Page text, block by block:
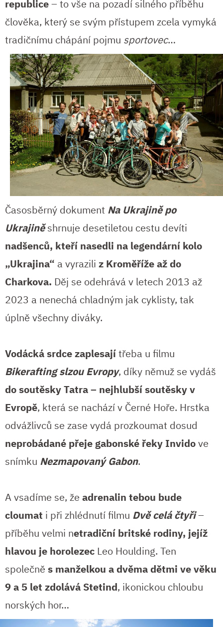
republice– to vše na pozadí silného příběhu
člověka, který se svým přístupem zcela vymyká
tradičnímu chápání pojmu sportovec…
Časosběrný dokument Na Ukrajině po
Ukrajině shrnuje desetiletou cestu devíti
nadšenců, kteří nasedli na legendární kolo
„Ukrajina“ a vyrazili z Kroměříže až do
Charkova. Děj se odehrává v letech 2013 až
2023 a nenechá chladným jak cyklisty, tak
úplně všechny diváky.
Vodácká srdce zaplesajítřeba u filmu
Bikerafting slzou Evropy, díky němuž se vydáš
do soutěsky Tatra – nejhlubší soutěsky v
Evropě, která se nachází v Černé Hoře. Hrstka
odvážlivců se zase vydá prozkoumat dosud
neprobádané přeje gabonské řeky Invidove
snímku Nezmapovaný Gabon.
A vsadíme se, že adrenalin tebou bude
cloumat i při zhlédnutí filmu Dvě celá čtyři–
příběhu velmi netradiční britské rodiny, jejíž
hlavou je horolezec Leo Houlding. Ten
společně s manželkou a dvěma dětmi ve věku
9 a 5 let zdolává Stetind, ikonickou chloubu
norských hor…